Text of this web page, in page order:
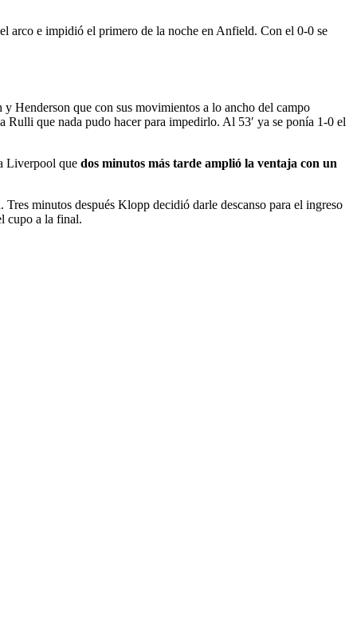
arco e impidió el primero de la noche en Anfield. Con el 0-0 se
Henderson que con sus movimientos a lo ancho del campo
que nada pudo hacer para impedirlo. Al 53′ ya se ponía 1-0 el
Liverpool que dos minutos más tarde amplió la ventaja con un
minutos después Klopp decidió darle descanso para el ingreso
cupo a la final.